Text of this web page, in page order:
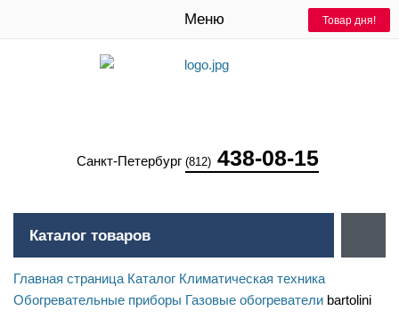
Меню
Санкт-Петербург (812) 438-08-15
Каталог товаров
Главная страница Каталог Климатическая техника
Обогревательные приборы Газовые обогреватели bartolini
Товар дня!
Товар дня!